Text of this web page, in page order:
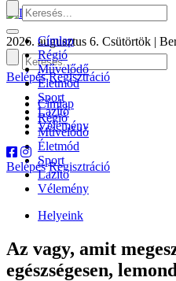
2026. augusztus 6. Csütörtök |
Belépés Regisztráció
Címlap
Régió
Művelődő
Életmód
Sport
Lazító
Vélemény
Helyeink
Az vagy, amit
egészségesen,
Címlap
Régió
Művelődő
Életmód
Sport
Lazító
Vélemény
Belépés Regisztráció